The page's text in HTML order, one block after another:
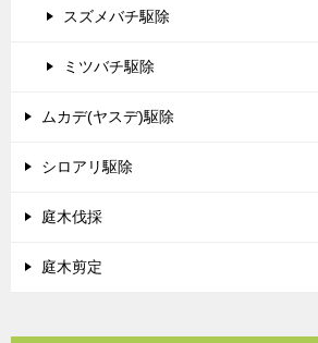
スズメバチ駆除
ミツバチ駆除
ムカデ(ヤスデ)駆除
シロアリ駆除
庭木伐採
庭木剪定